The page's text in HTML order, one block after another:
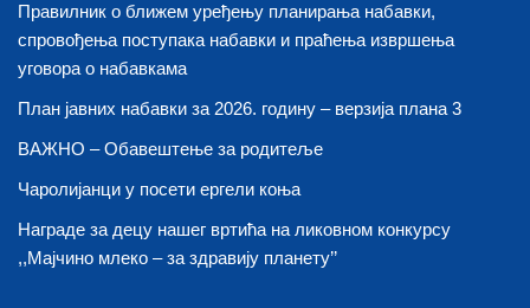
Правилник о ближем уређењу планирања набавки,
спровођења поступака набавки и праћења извршења
уговора о набавкама
План јавних набавки за 2026. годину – верзија плана 3
ВАЖНО – Обавештење за родитеље
Чаролијанци у посети ергели коња
Награде за децу нашег вртића на ликовном конкурсу
,,Мајчино млеко – за здравију планету’’